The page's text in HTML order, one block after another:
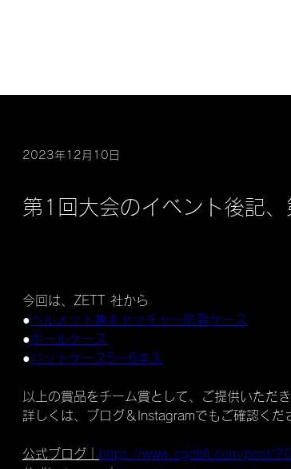
2023年12月10日
第1回大会のイベント後記、
今回は、ZETT 社から
●ヘルメット兼キャッチャー防具ケース
●ボールケース
●バットケース5～6本入
以上の賞品をチーム賞として、ご提供いただき
詳しくは、ブログ＆Instagramでもご確認くだ
公式ブログ｜
https://www.cgdbfl.com/post/